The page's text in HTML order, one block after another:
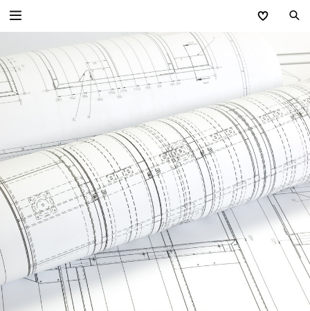
Zurück
Einfahrtstore
Einfahrtstore Privat
Technik Einfahrtstore Privat
Einfahrtstore Industrie
Technik Einfahrtstore Industrie